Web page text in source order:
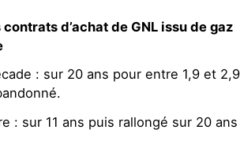
d’achat de GNL issu de gaz
: sur 20 ans pour entre 1,9 et 2,9
: sur 11 ans puis rallongé sur 20 ans